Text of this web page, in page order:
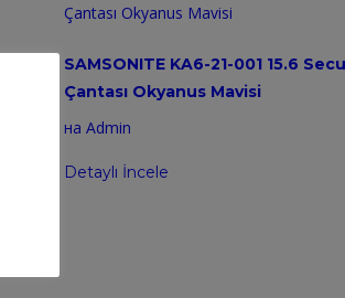
SAMSONITE KA6-21-001 15.6
Çantası Okyanus Mavisi
на Admin
Detaylı İncele